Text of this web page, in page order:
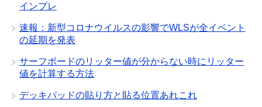
インプレ
速報：新型コロナウイルスの影響でWLSが全イベント
の延期を発表
サーフボードのリッター値が分からない時にリッター
値を計算する方法
デッキパッドの貼り方と貼る位置あれこれ